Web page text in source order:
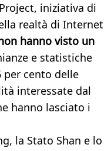
iniziativa di
realtà di Internet
hanno visto un
e statistiche
per cento delle
interessate dal
hanno lasciato i
la Stato Shan e lo